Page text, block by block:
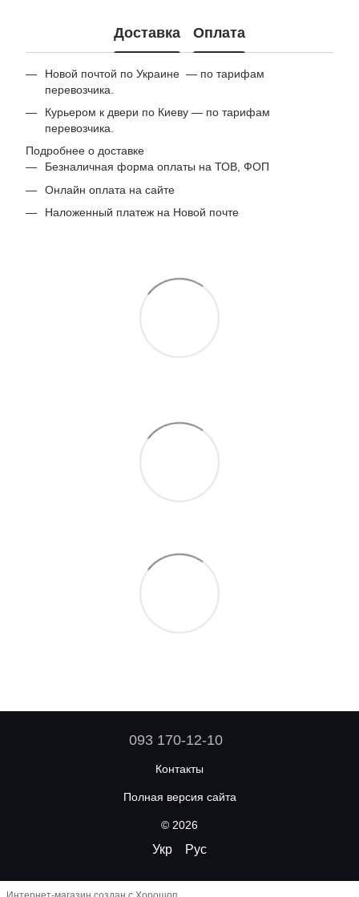
Доставка Оплата
Новой почтой по Украине — по тарифам
перевозчика.
Курьером к двери по Киеву — по тарифам
перевозчика.
Подробнее о доставке
Безналичная форма оплаты на ТОВ, ФОП
Онлайн оплата на сайте
Наложенный платеж на Новой почте
093 170-12-10
Контакты
Полная версия сайта
© 2026
Укр Рус